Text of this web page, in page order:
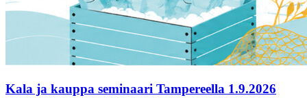
Kala ja kauppa seminaari Tampereella 1.9.2026